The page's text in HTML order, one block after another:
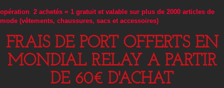
opération 2 achetés = 1 gratuit et valable sur plus de 2000 articles de
mode (vêtements, chaussures, sacs et accessoires)
FRAIS DE PORT OFFERTS EN
MONDIAL RELAY A PARTIR
DE 60€ D'ACHAT